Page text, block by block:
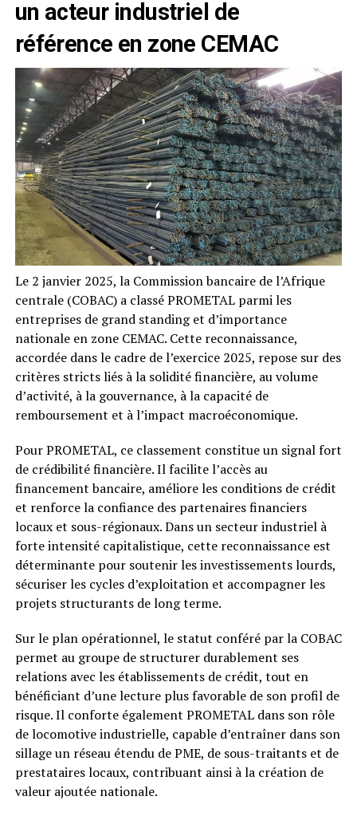
un acteur industriel de
référence en zone CEMAC
Le 2 janvier 2025, la Commission bancaire de l’Afrique
centrale (COBAC) a classé PROMETAL parmi les
entreprises de grand standing et d’importance
nationale en zone CEMAC. Cette reconnaissance,
accordée dans le cadre de l’exercice 2025, repose sur des
critères stricts liés à la solidité financière, au volume
d’activité, à la gouvernance, à la capacité de
remboursement et à l’impact macroéconomique.
Pour PROMETAL, ce classement constitue un signal fort
de crédibilité financière. Il facilite l’accès au
financement bancaire, améliore les conditions de crédit
et renforce la confiance des partenaires financiers
locaux et sous-régionaux. Dans un secteur industriel à
forte intensité capitalistique, cette reconnaissance est
déterminante pour soutenir les investissements lourds,
sécuriser les cycles d’exploitation et accompagner les
projets structurants de long terme.
Sur le plan opérationnel, le statut conféré par la COBAC
permet au groupe de structurer durablement ses
relations avec les établissements de crédit, tout en
bénéficiant d’une lecture plus favorable de son profil de
risque. Il conforte également PROMETAL dans son rôle
de locomotive industrielle, capable d’entraîner dans son
sillage un réseau étendu de PME, de sous-traitants et de
prestataires locaux, contribuant ainsi à la création de
valeur ajoutée nationale.